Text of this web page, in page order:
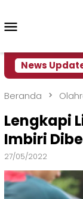
konten
News
World
Beranda
Lengkapi
Imbiri
27/05/2022